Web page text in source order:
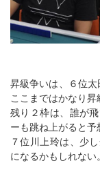
昇級争いは、６位太
ここまではかなり昇
残り２枠は、誰が
ーも跳ね上がると予
７位川上玲は、少
になるかもしれない